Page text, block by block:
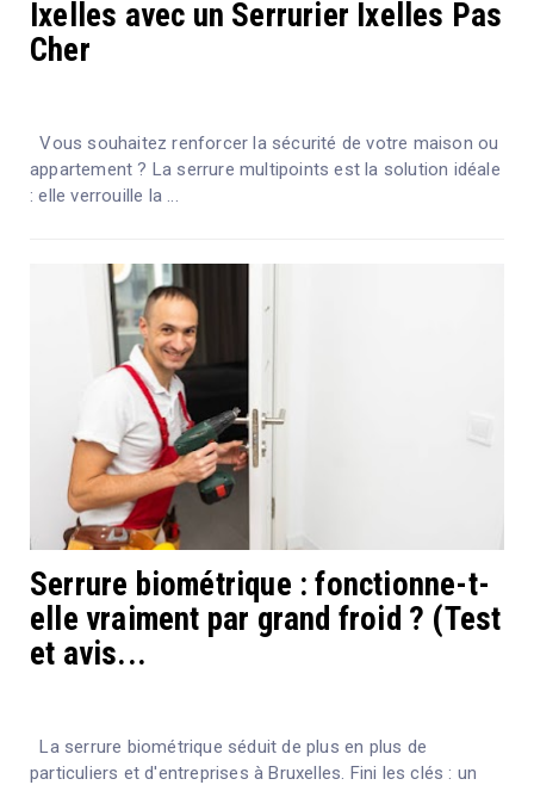
Ixelles avec un Serrurier Ixelles Pas
Cher
Vous souhaitez renforcer la sécurité de votre maison ou
appartement ? La serrure multipoints est la solution idéale
: elle verrouille la ...
Serrure biométrique : fonctionne-t-
elle vraiment par grand froid ? (Test
et avis...
La serrure biométrique séduit de plus en plus de
particuliers et d'entreprises à Bruxelles. Fini les clés : un